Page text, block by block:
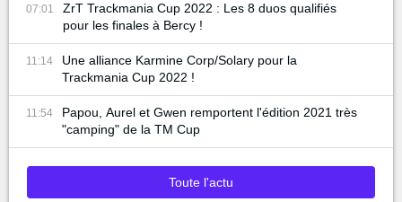
07:01
ZrT Trackmania Cup 2022 : Les 8 duos qualifiés
pour les finales à Bercy !
11:14
Une alliance Karmine Corp/Solary pour la
Trackmania Cup 2022 !
11:54
Papou, Aurel et Gwen remportent l'édition 2021 très
"camping" de la TM Cup
Toute l'actu